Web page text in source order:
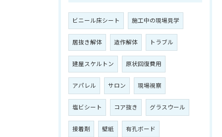
ビニール床シート 施工中の現場見学
居抜き解体 造作解体 トラブル
建屋スケルトン 原状回復費用
アパレル サロン 現場視察
塩ビシート コア抜き グラスウール
接着剤 壁紙 有孔ボード